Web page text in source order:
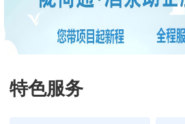
特色服务